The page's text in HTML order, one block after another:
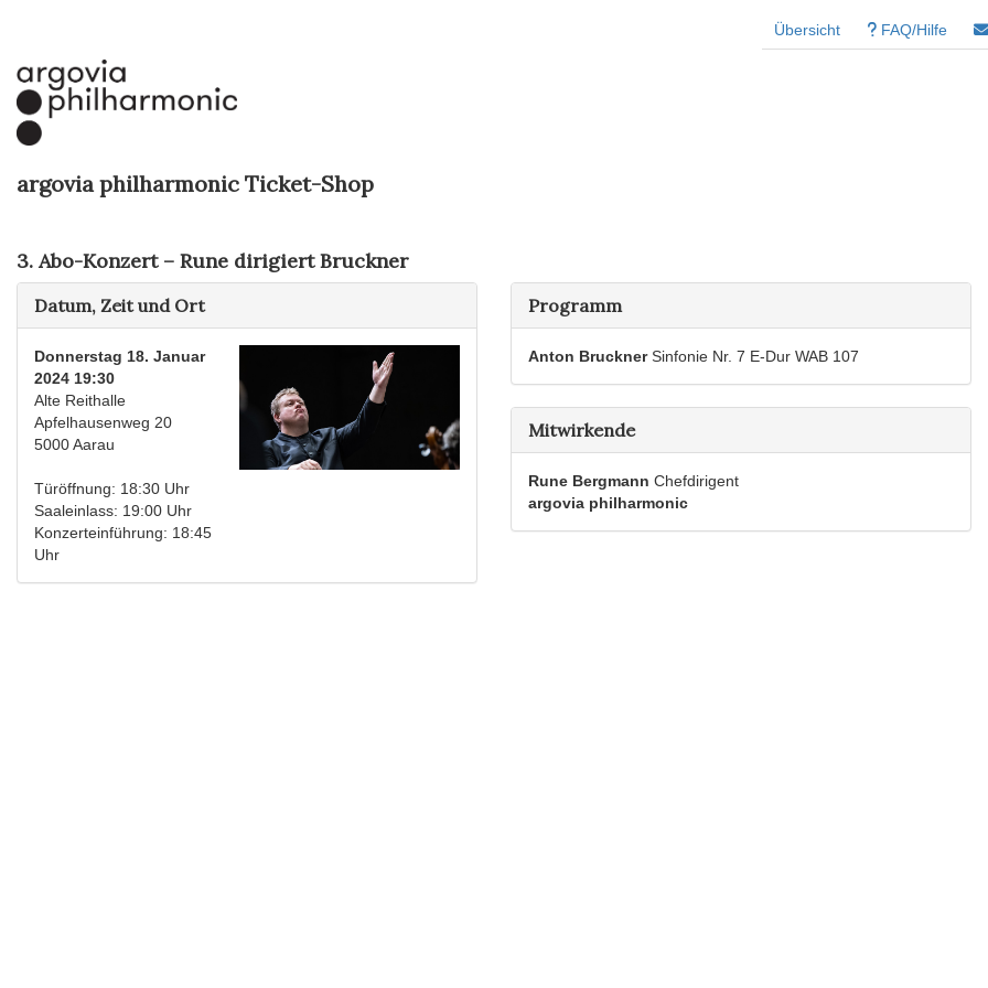
Übersicht FAQ/Hilfe
argovia philharmonic Ticket-Shop
3. Abo-Konzert – Rune dirigiert Bruckner
Datum, Zeit und Ort
Donnerstag 18. Januar
2024 19:30
Alte Reithalle
Apfelhausenweg 20
5000 Aarau
Türöffnung: 18:30 Uhr
Saaleinlass: 19:00 Uhr
Konzerteinführung: 18:45
Uhr
Programm
Anton BrucknerSinfonie Nr. 7 E-Dur WAB 107
Mitwirkende
Rune Bergmann Chefdirigent
argovia philharmonic